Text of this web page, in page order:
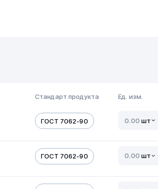
Стандарт продукта Ед. изм.
ГОСТ 7062-90 шт
ГОСТ 7062-90 шт